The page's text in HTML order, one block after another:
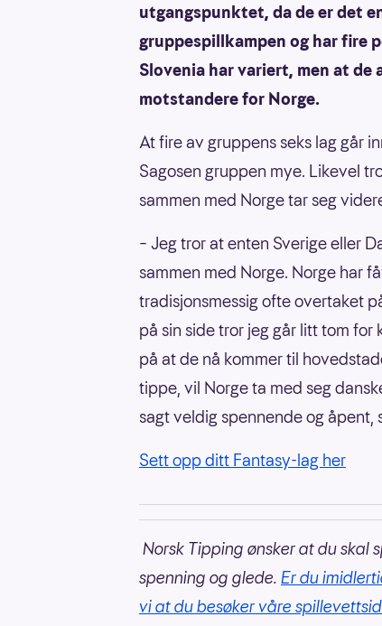
utgangspunktet, da de er det
gruppespillkampen og har fire
Slovenia har variert, men at
motstandere for Norge.
At fire av gruppens seks lag går
Sagosen gruppen mye. Likevel
sammen med Norge tar seg
– Jeg tror at enten Sverige eller
sammen med Norge. Norge har
tradisjonsmessig ofte overtaket
på sin side tror jeg går litt tom
på at de nå kommer til
tippe, vil Norge ta med seg
sagt veldig spennende og åpent,
Sett opp ditt Fantasy-lag her
Norsk Tipping ønsker at du skal
spenning og glede. Er du
vi at du besøker våre